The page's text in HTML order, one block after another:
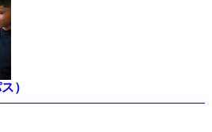
）